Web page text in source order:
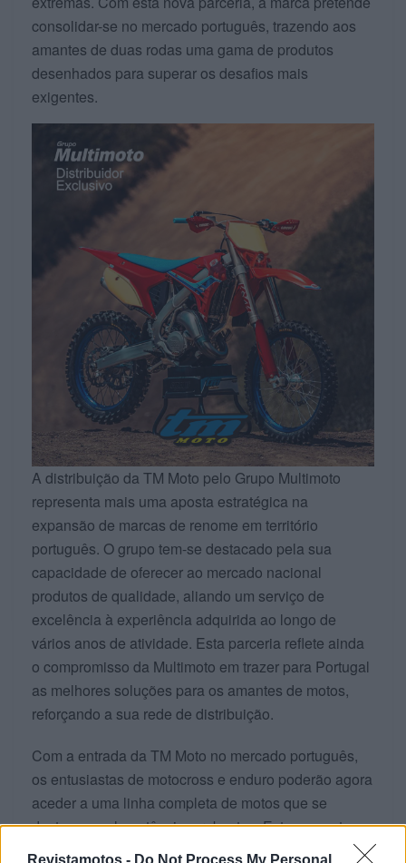
Revistamotos - Do Not Process My Personal
consolidar-se no mercado português, trazendo aos
amantes de duas rodas uma gama de produtos
desenhados para superar os desafios mais
exigentes.
A distribuição da TM Moto pelo Grupo Multimoto
representa mais uma aposta estratégica na
expansão de marcas de renome em território
português. O grupo tem-se destacado pela sua
capacidade de oferecer ao mercado nacional
produtos de qualidade, aliando um serviço de
excelência à experiência adquirida ao longo de
vários anos de atividade. Esta parceria reflete ainda
o compromisso da Multimoto em trazer para Portugal
as melhores soluções para os amantes de motos,
reforçando a sua rede de distribuição.
Com a entrada da TM Moto no mercado português,
os entusiastas de motocross e enduro poderão agora
aceder a uma linha completa de motos que se
destacam pela potência e robustez. Esta nova etapa
representa uma oportunidade de crescimento para